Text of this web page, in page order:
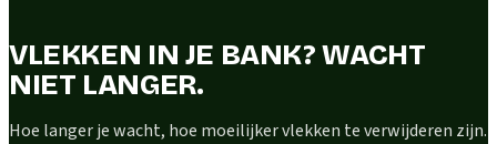
VLEKKEN IN JE BANK? WACHT
NIET LANGER.
Hoe langer je wacht, hoe moeilijker vlekken te verwijderen zijn.